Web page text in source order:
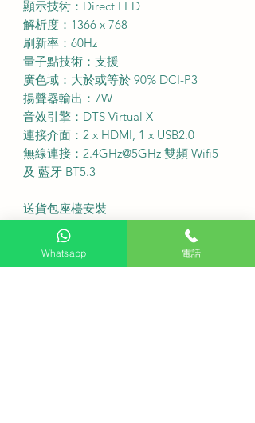
顯示技術：Direct LED
解析度：1366 x 768
刷新率：60Hz
量子點技術：支援
廣色域：大於或等於 90% DCI-P3
揚聲器輸出：7W
音效引擎：DTS Virtual X
連接介面：2 x HDMI, 1 x USB2.0
無線連接：2.4GHz@5GHz 雙頻 Wifi5
及 藍牙 BT5.3
送貨包座檯安裝
送貨費用：$200 (偏遠地區或需額外收
固定式掛牆費用：$380
Whatsapp 電話